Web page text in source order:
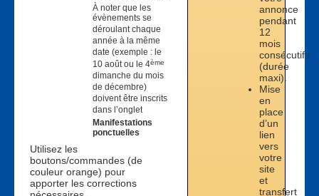
À noter que les
évènements se
déroulant chaque
année à la même
date (exemple : le
10 août ou le 4ème
dimanche du mois
de décembre)
doivent être inscrits
dans l’onglet
Manifestations
ponctuelles
Utilisez les
boutons/commandes (de
couleur orange) pour
apporter les corrections
annonce
pendant
12
mois
consécutifs
(durée
maxi).
Mise
en
place
d’un
lien
vers
votre
site
et
transfert